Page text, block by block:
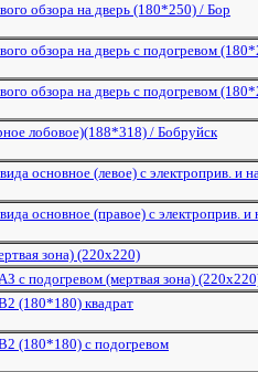
обзора на дверь (180*250) / Бор
обзора на дверь с подогревом
обзора на дверь с подогревом
лобовое)(188*318) / Бобруйск
основное (левое) с электроприв. и
основное (правое) с электроприв.
зона) (220х220)
с подогревом (мертвая зона)
(180*180) квадрат
(180*180) с подогревом